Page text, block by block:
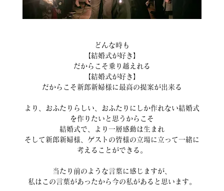
どんな時も
【結婚式が好き】
だからこそ乗り越えれる
【結婚式が好き】
だからこそ新郎新婦様に最高の提案が出来る
より、おふたりらしい、おふたりにしか作れない結婚式
を作りたいと思うからこそ
結婚式で、より一層感動は生まれ
そして新郎新婦様、ゲストの皆様の立場に立って一緒に
考えることができる。
当たり前のような言葉に感じますが、
私はこの言葉があったから今の私があると思います。